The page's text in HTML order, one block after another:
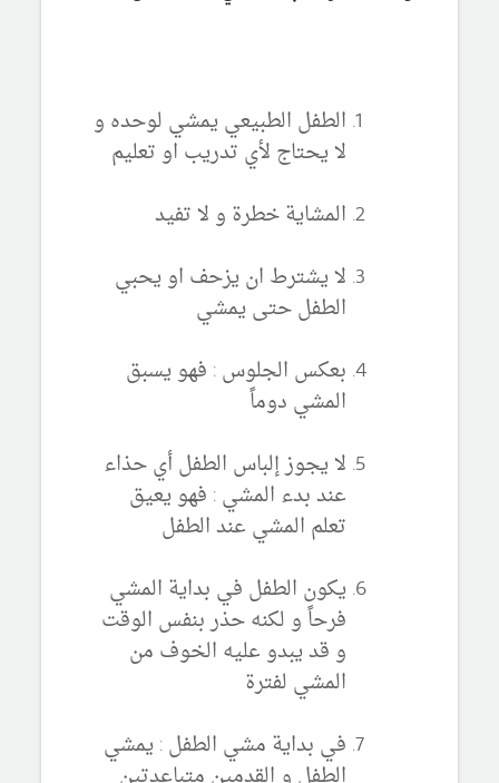
الطفل الطبيعي يمشي لوحده و
لا يحتاج لأي تدريب او تعليم
المشاية خطرة و لا تفيد
لا يشترط ان يزحف او يحبي
الطفل حتى يمشي
بعكس الجلوس : فهو يسبق
المشي دوماً
لا يجوز إلباس الطفل أي حذاء
عند بدء المشي : فهو يعيق
تعلم المشي عند الطفل
يكون الطفل في بداية المشي
فرحاً و لكنه حذر بنفس الوقت
و قد يبدو عليه الخوف من
المشي لفترة
في بداية مشي الطفل : يمشي